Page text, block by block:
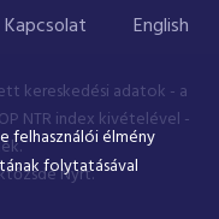
Kapcsolat English
kereskedési adatok - a
NTR index kivételével -
Nyrt.
felhasználói élmény
folytatásával